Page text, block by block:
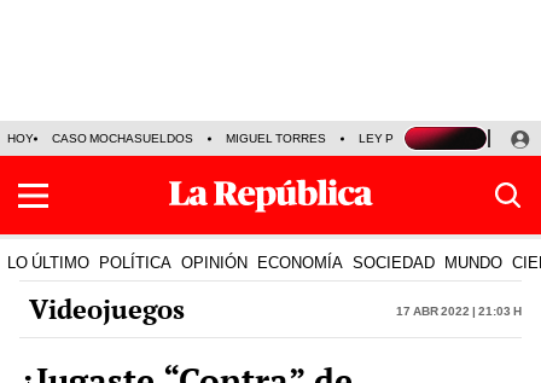
HOY CASO MOCHASUELDOS MIGUEL TORRES LEY PULPÍN PRECIO DEL
LO ÚLTIMO POLÍTICA OPINIÓN ECONOMÍA SOCIEDAD MUNDO
Videojuegos 17 Abr 2022 | 21:03 h